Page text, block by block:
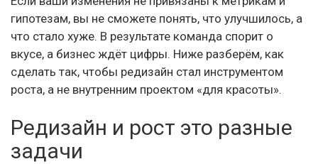
гипотезам, вы не сможете понять, что улучшилось, а
что стало хуже. В результате команда спорит о
вкусе, а бизнес ждёт цифры. Ниже разберём, как
сделать так, чтобы редизайн стал инструментом
роста, а не внутренним проектом «для красоты».
Редизайн и рост это разные
задачи